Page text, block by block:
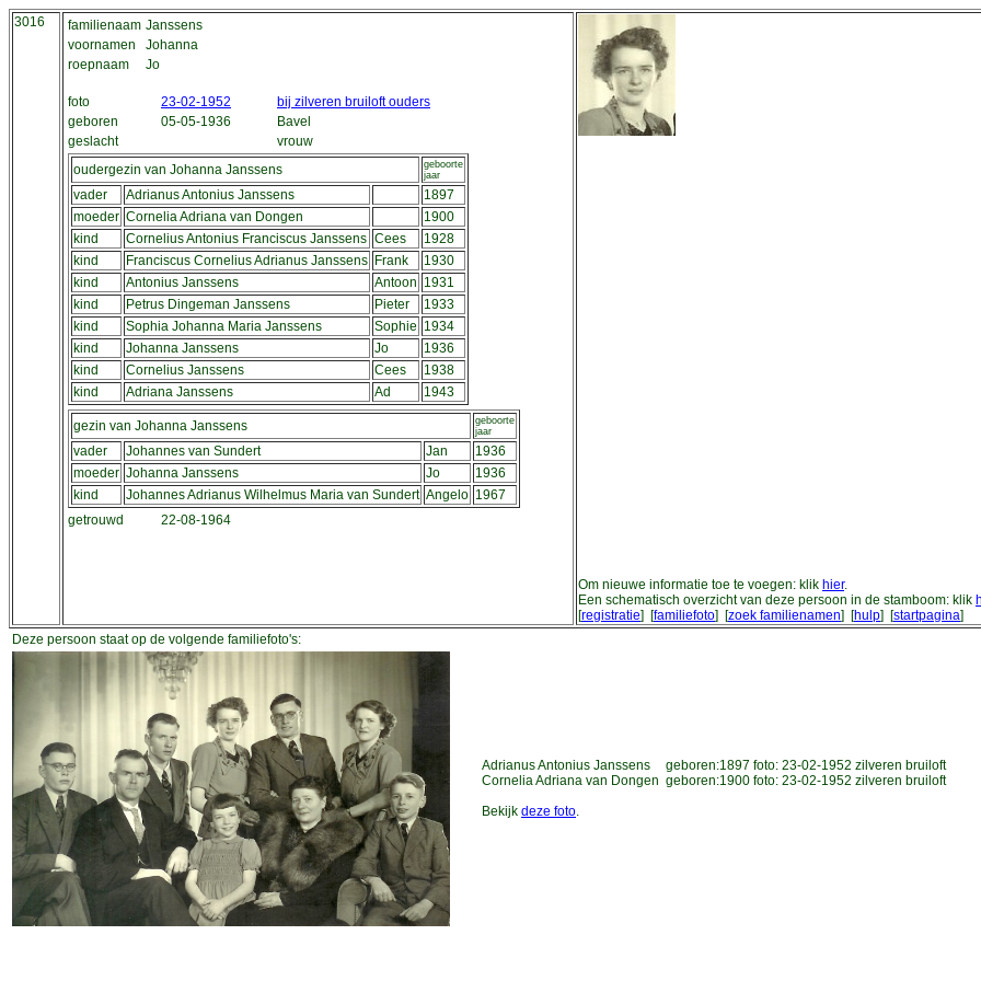
3016 familienaam Janssens
voornamen
Johanna
roepnaam
Jo
foto 23-02-1952
bij zilveren bruiloft ouders
geboren
05-05-1936
Bavel
geslacht
vrouw
oudergezin van Johanna Janssens
geboorte
jaar
vader Adrianus Antonius Janssens
1897
moeder Cornelia Adriana van Dongen
1900
kind
Cornelius Antonius Franciscus Janssens Cees
1928
kind
Franciscus Cornelius Adrianus Janssens Frank
1930
kind
Antonius Janssens Antoon 1931
kind
Petrus Dingeman Janssens Pieter
1933
kind
Sophia Johanna Maria Janssens Sophie 1934
kind
Johanna Janssens Jo
1936
kind
Cornelius Janssens Cees
1938
kind
Adriana Janssens Ad 1943
gezin van Johanna Janssens
geboorte
jaar
vader Johannes van Sundert Jan
1936
moeder Johanna Janssens Jo
1936
kind
Johannes Adrianus Wilhelmus Maria van Sundert Angelo 1967
getrouwd
22-08-1964
Om nieuwe informatie toe te voegen: klik hier.
Een schematisch overzicht van deze persoon in de stamboom: klik
[registratie] [familiefoto] [zoek familienamen] [hulp] [startpagina]
Deze persoon staat op de volgende familiefoto's:
Adrianus Antonius Janssens geboren:1897 foto: 23-02-1952 zilveren bruiloft
Cornelia Adriana van Dongen geboren:1900 foto: 23-02-1952 zilveren bruiloft
Bekijk deze foto.